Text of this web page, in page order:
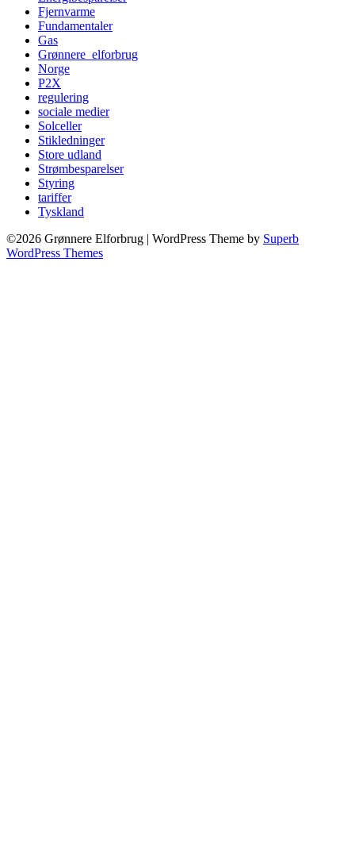
Fjernvarme
Fundamentaler
Gas
Grønnere_elforbrug
Norge
P2X
regulering
sociale medier
Solceller
Stikledninger
Store udland
Strømbesparelser
Styring
tariffer
Tyskland
©2026 Grønnere Elforbrug | WordPress Theme by Superb
WordPress Themes